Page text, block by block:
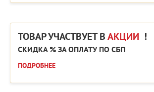
ТОВАР УЧАСТВУЕТ ВАКЦИИ !
СКИДКА % ЗА ОПЛАТУ ПО СБП
ПОДРОБНЕЕ